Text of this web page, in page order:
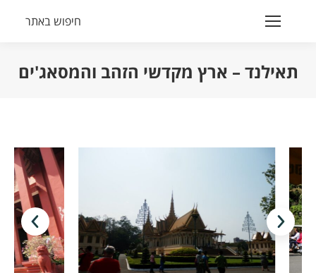
Search:
חיפוש באתר
תאילנד – ארץ מקדשי הזהב והמסאג'ים